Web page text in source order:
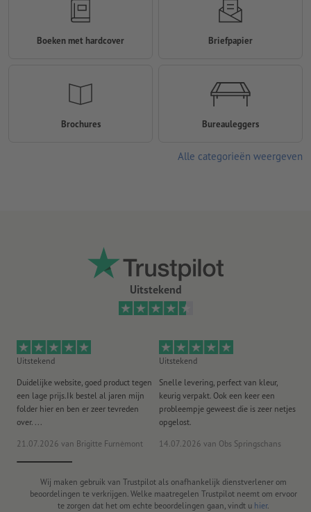
Uitstekend
Uitstekend
Duidelijke website, goed product tegen
een lage prijs.Ik bestel al jaren mijn
folder hier en ben er zeer tevreden
over. ...
21.07.2026 van Brigitte Furnèmont
Uitstekend
Snelle levering, perfect van kleur,
keurig verpakt. Ook een keer een
probleempje geweest die is zeer netjes
opgelost.
14.07.2026 van Obs Springschans
Wij maken gebruik van Trustpilot als onafhankelijk dienstverlener om
beoordelingen te verkrijgen. Welke maatregelen Trustpilot neemt om ervoor
te zorgen dat het om echte beoordelingen gaan, vindt u hier.
Boeken met hardcover Briefpapier
Brochures Bureauleggers
Alle categorieën weergeven